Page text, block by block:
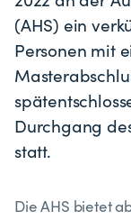
(AHS) ein
Personen mit
Durchgang
statt.
Die AHS bietet